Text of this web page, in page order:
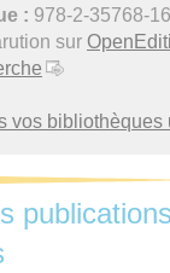
: 978-2-35768-
sur
vos bibliothèques